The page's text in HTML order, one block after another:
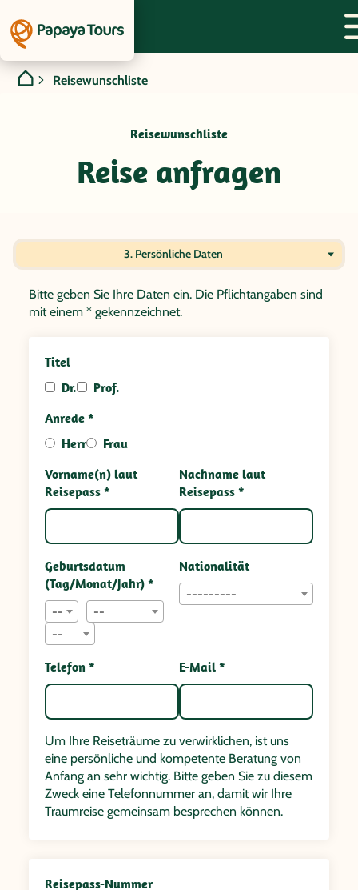
Reisewunschliste
Reisewunschliste
Reise anfragen
3. Persönliche Daten
Bitte geben Sie Ihre Daten ein. Die Pflichtangaben sind
mit einem * gekennzeichnet.
Titel
Dr.
Prof.
Anrede *
Herr
Frau
Vorname(n) laut
Reisepass *
Nachname laut
Reisepass *
Geburtsdatum
(Tag/Monat/Jahr) *
--
--
--
Nationalität
---------
Telefon * E-Mail *
Um Ihre Reiseträume zu verwirklichen, ist uns
eine persönliche und kompetente Beratung von
Anfang an sehr wichtig. Bitte geben Sie zu diesem
Zweck eine Telefonnummer an, damit wir Ihre
Traumreise gemeinsam besprechen können.
Reisepass-Nummer